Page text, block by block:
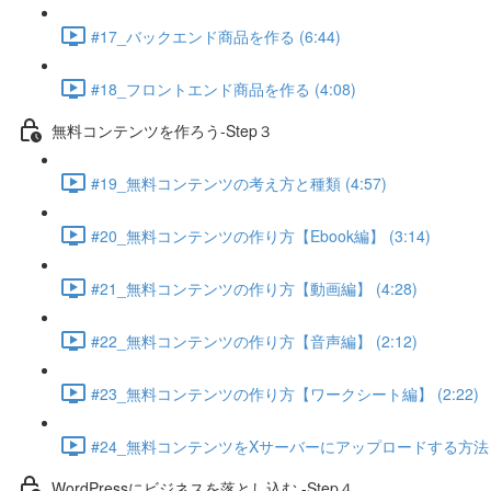
#17_バックエンド商品を作る (6:44)
#18_フロントエンド商品を作る (4:08)
無料コンテンツを作ろう-Step３
#19_無料コンテンツの考え方と種類 (4:57)
#20_無料コンテンツの作り方【Ebook編】 (3:14)
#21_無料コンテンツの作り方【動画編】 (4:28)
#22_無料コンテンツの作り方【音声編】 (2:12)
#23_無料コンテンツの作り方【ワークシート編】 (2:22)
#24_無料コンテンツをXサーバーにアップロードする方